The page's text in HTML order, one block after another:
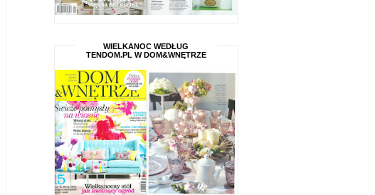
WIELKANOC WEDŁUG
TENDOM.PL W DOM&WNĘTRZE